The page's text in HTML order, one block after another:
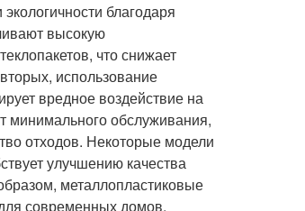
благодаря
высокую
что снижает
использование
вредное воздействие на
минимального обслуживания,
отходов. Некоторые модели
улучшению качества
металлопластиковые
современных домов.